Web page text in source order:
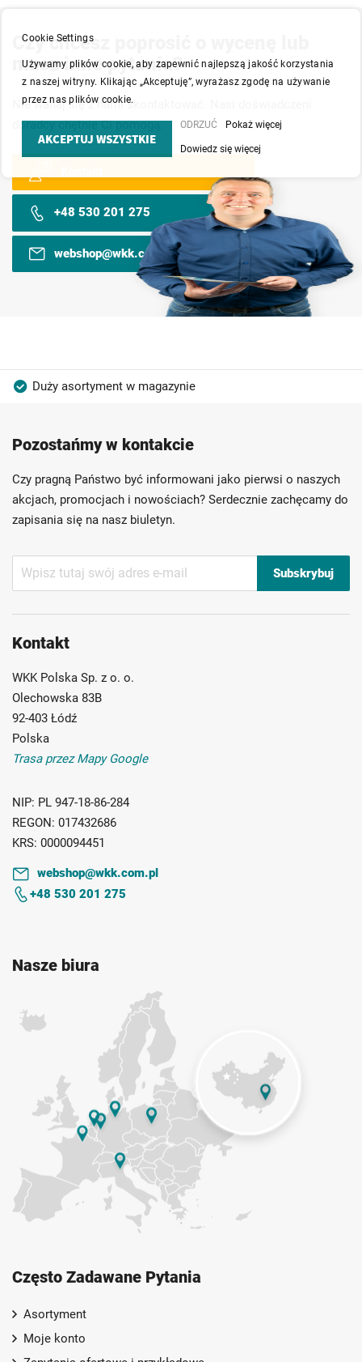
Czy chcesz poprosić o wycenę lub
masz inne pytania?
Nie wahaj się z nami skontaktować. Nasi doświadczeni
doradcy chętnie Ci pomogą.
+48 530 201 275
webshop@wkk.com.pl
Duży asortyment w magazynie
Szybka dostawa
Indywidualni doradcy
Ponad 40 lat doświadczenia
Możliwość własnego etykietowania
Pozostańmy w kontakcie
Czy pragną Państwo być informowani jako pierwsi o naszych
akcjach, promocjach i nowościach? Serdecznie zachęcamy do
zapisania się na nasz biuletyn.
Subskrybuj
nasz
Subskrybuj
Kontakt
WKK Polska Sp. z o. o.
Olechowska 83B
92-403 Łódź
Polska
Trasa przez Mapy Google
NIP: PL 947-18-86-284
REGON: 017432686
KRS: 0000094451
webshop@wkk.com.pl
+48 530 201 275
Nasze biura
Często Zadawane Pytania
Asortyment
Moje konto
Cookie Settings
Używamy plików cookie, aby zapewnić najlepszą jakość korzystania
z naszej witryny. Klikając „Akceptuję”, wyrażasz zgodę na używanie
przez nas plików cookie.
AKCEPTUJ WSZYSTKIE
ODRZUĆ Pokaż więcej
Dowiedz się więcej